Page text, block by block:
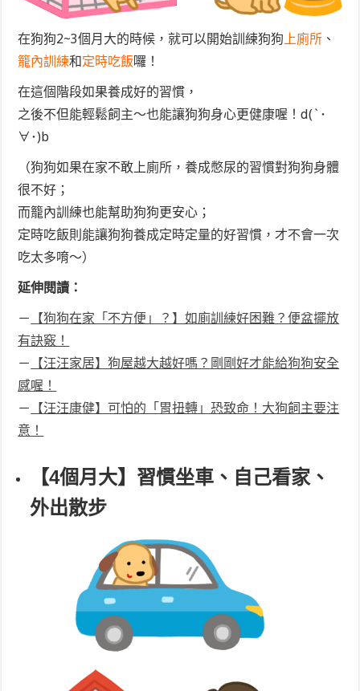
在狗狗2~3個月大的時候，就可以開始訓練狗狗上廁所 、
籠內訓練和定時吃飯囉！
在這個階段如果養成好的習慣，
之後不但能輕鬆飼主～也能讓狗狗身心更健康喔！d(`･
∀･)b
（狗狗如果在家不敢上廁所，養成憋尿的習慣對狗狗身體
很不好；
而籠內訓練也能幫助狗狗更安心；
定時吃飯則能讓狗狗養成定時定量的好習慣，才不會一次
吃太多唷～）
延伸閱讀：
－
【狗狗在家「不方便」？】如廁訓練好困難？便盆擺放
有訣竅！
－
【汪汪家居】狗屋越大越好嗎？剛剛好才能給狗狗安全
感喔！
－
【汪汪康健】可怕的「胃扭轉」恐致命！大狗飼主要注
意！
【4個月大】習慣坐車、自己看家、
外出散步